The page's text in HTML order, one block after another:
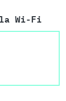
Wi-Fi